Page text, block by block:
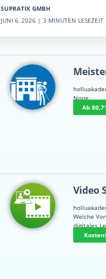
SUPRATIX GMBH
JUNI 6, 2026 | 3 MINUTEN LESEZEIT
None
Ab
Video
Welche
digitales